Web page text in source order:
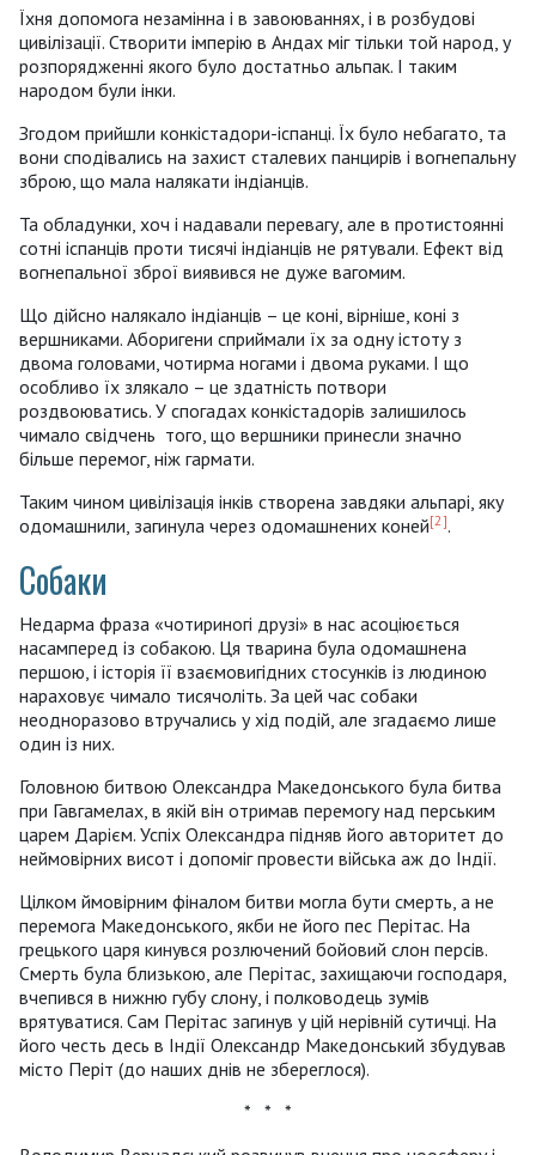
Їхня допомога незамінна і в завоюваннях, і в розбудові
цивілізації. Створити імперію в Андах міг тільки той народ, у
розпорядженні якого було достатньо альпак. І таким
народом були інки.
Згодом прийшли конкістадори-іспанці. Їх було небагато, та
вони сподівались на захист сталевих панцирів і вогнепальну
зброю, що мала налякати індіанців.
Та обладунки, хоч і надавали перевагу, але в протистоянні
сотні іспанців проти тисячі індіанців не рятували. Ефект від
вогнепальної зброї виявився не дуже вагомим.
Що дійсно налякало індіанців – це коні, вірніше, коні з
вершниками. Аборигени сприймали їх за одну істоту з
двома головами, чотирма ногами і двома руками. І що
особливо їх злякало – це здатність потвори
роздвоюватись. У спогадах конкістадорів залишилось
чимало свідчень того, що вершники принесли значно
більше перемог, ніж гармати.
Таким чином цивілізація інків створена завдяки альпарі, яку
одомашнили, загинула через одомашнених коней[2].
Собаки
Недарма фраза «чотириногі друзі» в нас асоціюється
насамперед із собакою. Ця тварина була одомашнена
першою, і історія її взаємовигідних стосунків із людиною
нараховує чимало тисячоліть. За цей час собаки
неодноразово втручались у хід подій, але згадаємо лише
один із них.
Головною битвою Олександра Македонського була битва
при Гавгамелах, в якій він отримав перемогу над перським
царем Дарієм. Успіх Олександра підняв його авторитет до
неймовірних висот і допоміг провести війська аж до Індії.
Цілком ймовірним фіналом битви могла бути смерть, а не
перемога Македонського, якби не його пес Перітас. На
грецького царя кинувся розлючений бойовий слон персів.
Смерть була близькою, але Перітас, захищаючи господаря,
вчепився в нижню губу слону, і полководець зумів
врятуватися. Сам Перітас загинув у цій нерівній сутичці. На
його честь десь в Індії Олександр Македонський збудував
місто Періт (до наших днів не збереглося).
* * *